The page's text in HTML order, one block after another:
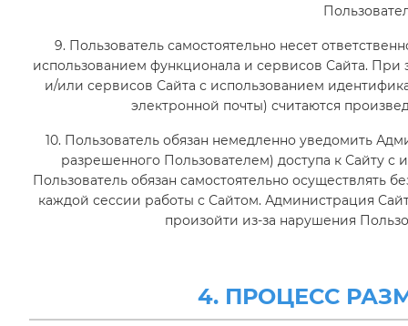
9. Пользователь самостоятельно несет
использованием функционала и сервисов Сайта.
и/или сервисов Сайта с использованием
электронной почты) считаются
10. Пользователь обязан немедленно уведомить
разрешенного Пользователем) доступа к Сайту с
Пользователь обязан самостоятельно
каждой сессии работы с Сайтом. Администрация
произойти из-за нарушения
4. ПРОЦЕСС